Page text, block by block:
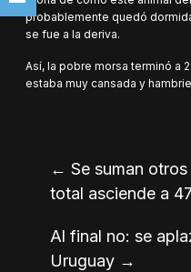
probablemente quedó
se fue a la deriva.
Así, la pobre morsa terminó a
estaba muy cansada y
← Se suman
total asciende a
Al final no: se
Uruguay →